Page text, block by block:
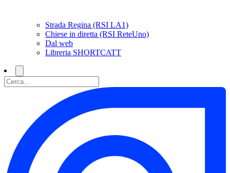
Strada Regina (RSI LA1)
Chiese in diretta (RSI ReteUno)
Dal web
Libreria SHORTCATT